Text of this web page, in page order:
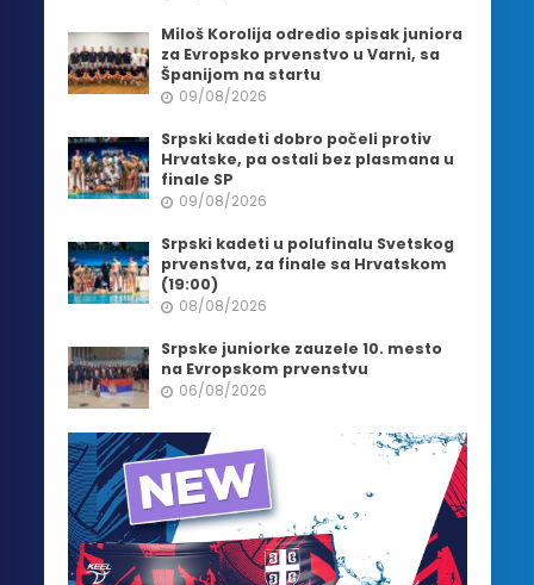
Miloš Korolija odredio spisak juniora
za Evropsko prvenstvo u Varni, sa
Španijom na startu
09/08/2026
Srpski kadeti dobro počeli protiv
Hrvatske, pa ostali bez plasmana u
finale SP
09/08/2026
Srpski kadeti u polufinalu Svetskog
prvenstva, za finale sa Hrvatskom
(19:00)
08/08/2026
Srpske juniorke zauzele 10. mesto
na Evropskom prvenstvu
06/08/2026